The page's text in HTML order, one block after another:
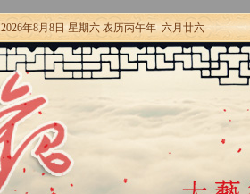
2026年8月8日 星期六 农历丙午年 六月廿六